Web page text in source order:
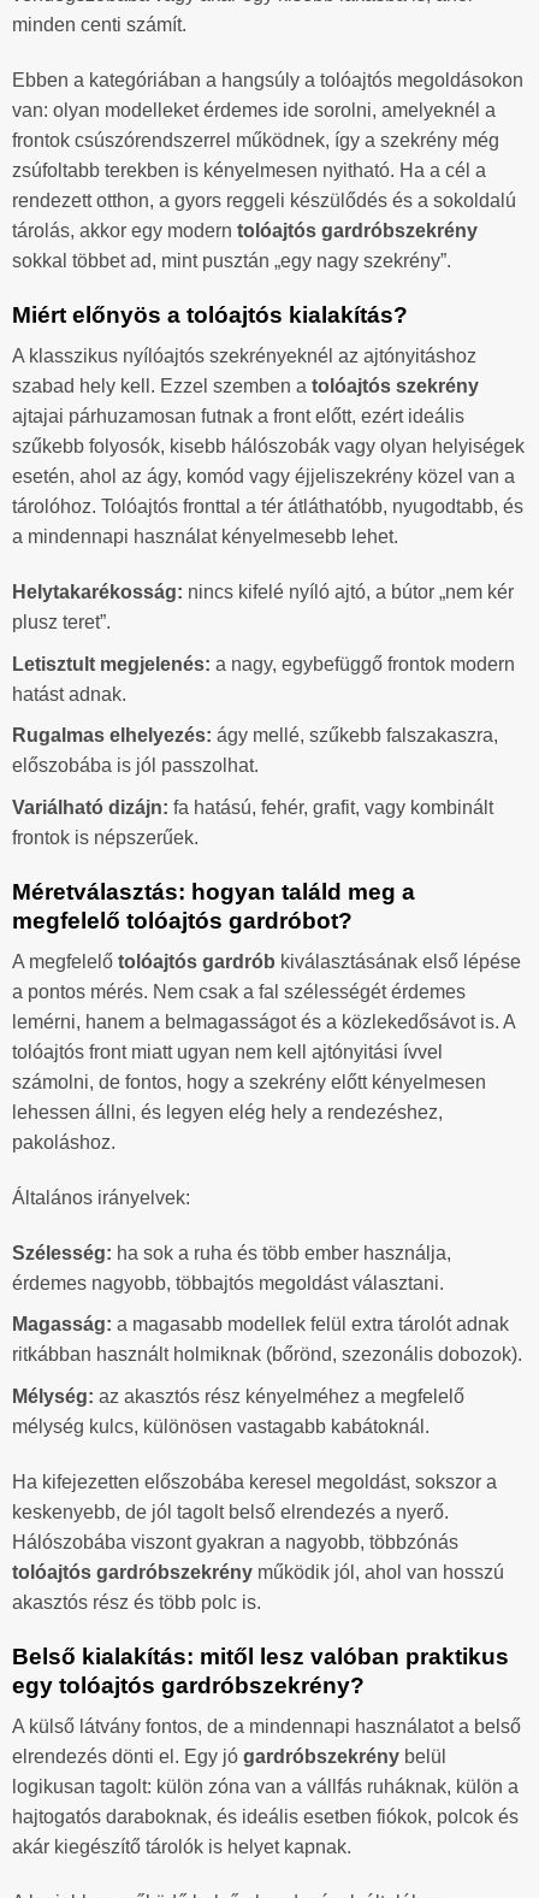
minden centi számít.
Ebben a kategóriában a hangsúly a tolóajtós megoldásokon
van: olyan modelleket érdemes ide sorolni, amelyeknél a
frontok csúszórendszerrel működnek, így a szekrény még
zsúfoltabb terekben is kényelmesen nyitható. Ha a cél a
rendezett otthon, a gyors reggeli készülődés és a sokoldalú
tárolás, akkor egy modern tolóajtós gardróbszekrény
sokkal többet ad, mint pusztán „egy nagy szekrény”.
Miért előnyös a tolóajtós kialakítás?
A klasszikus nyílóajtós szekrényeknél az ajtónyitáshoz
szabad hely kell. Ezzel szemben a tolóajtós szekrény
ajtajai párhuzamosan futnak a front előtt, ezért ideális
szűkebb folyosók, kisebb hálószobák vagy olyan helyiségek
esetén, ahol az ágy, komód vagy éjjeliszekrény közel van a
tárolóhoz. Tolóajtós fronttal a tér átláthatóbb, nyugodtabb, és
a mindennapi használat kényelmesebb lehet.
Helytakarékosság: nincs kifelé nyíló ajtó, a bútor „nem kér
plusz teret”.
Letisztult megjelenés: a nagy, egybefüggő frontok modern
hatást adnak.
Rugalmas elhelyezés: ágy mellé, szűkebb falszakaszra,
előszobába is jól passzolhat.
Variálható dizájn: fa hatású, fehér, grafit, vagy kombinált
frontok is népszerűek.
Méretválasztás: hogyan találd meg a
megfelelő tolóajtós gardróbot?
A megfelelő tolóajtós gardrób kiválasztásának első lépése
a pontos mérés. Nem csak a fal szélességét érdemes
lemérni, hanem a belmagasságot és a közlekedősávot is. A
tolóajtós front miatt ugyan nem kell ajtónyitási ívvel
számolni, de fontos, hogy a szekrény előtt kényelmesen
lehessen állni, és legyen elég hely a rendezéshez,
pakoláshoz.
Általános irányelvek:
Szélesség: ha sok a ruha és több ember használja,
érdemes nagyobb, többajtós megoldást választani.
Magasság: a magasabb modellek felül extra tárolót adnak
ritkábban használt holmiknak (bőrönd, szezonális dobozok).
Mélység: az akasztós rész kényelméhez a megfelelő
mélység kulcs, különösen vastagabb kabátoknál.
Ha kifejezetten előszobába keresel megoldást, sokszor a
keskenyebb, de jól tagolt belső elrendezés a nyerő.
Hálószobába viszont gyakran a nagyobb, többzónás
tolóajtós gardróbszekrény működik jól, ahol van hosszú
akasztós rész és több polc is.
Belső kialakítás: mitől lesz valóban praktikus
egy tolóajtós gardróbszekrény?
A külső látvány fontos, de a mindennapi használatot a belső
elrendezés dönti el. Egy jó gardróbszekrény belül
logikusan tagolt: külön zóna van a vállfás ruháknak, külön a
hajtogatós daraboknak, és ideális esetben fiókok, polcok és
akár kiegészítő tárolók is helyet kapnak.